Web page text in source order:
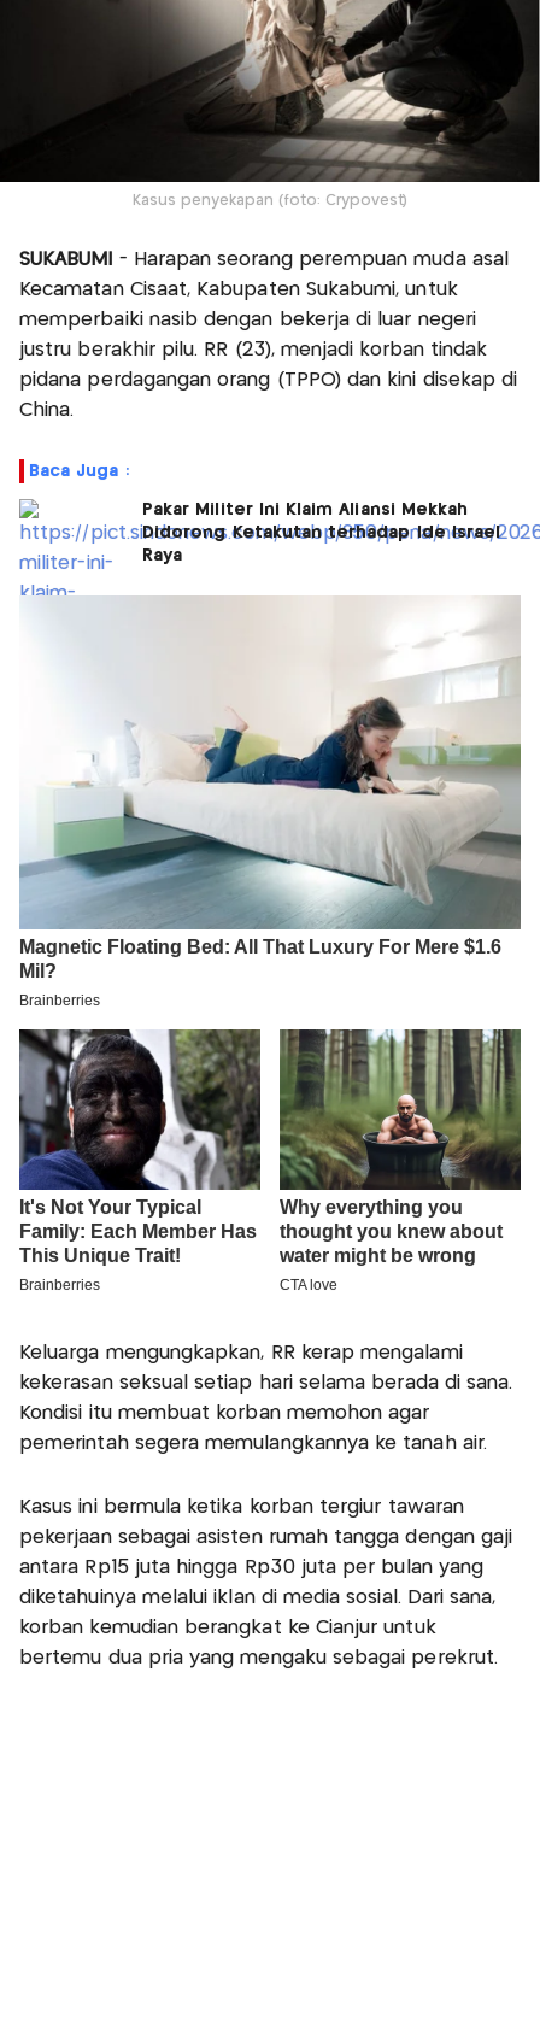
Kasus penyekapan (foto: Crypovest)
SUKABUMI - Harapan seorang perempuan muda asal
Kecamatan Cisaat, Kabupaten Sukabumi, untuk
memperbaiki nasib dengan bekerja di luar negeri
justru berakhir pilu. RR (23), menjadi korban tindak
pidana perdagangan orang (TPPO) dan kini disekap di
China.
Baca Juga :
Pakar Militer Ini Klaim Aliansi Mekkah
Didorong Ketakutan terhadap Ide Israel
Raya
Keluarga mengungkapkan, RR kerap mengalami
kekerasan seksual setiap hari selama berada di sana.
Kondisi itu membuat korban memohon agar
pemerintah segera memulangkannya ke tanah air.
Kasus ini bermula ketika korban tergiur tawaran
pekerjaan sebagai asisten rumah tangga dengan gaji
antara Rp15 juta hingga Rp30 juta per bulan yang
diketahuinya melalui iklan di media sosial. Dari sana,
korban kemudian berangkat ke Cianjur untuk
bertemu dua pria yang mengaku sebagai perekrut.